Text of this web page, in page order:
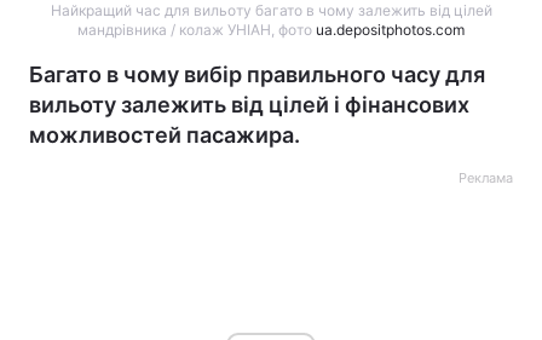
Найкращий час для вильоту багато в чому залежить від цілей
мандрівника / колаж УНІАН, фото ua.depositphotos.com
Багато в чому вибір правильного часу для
вильоту залежить від цілей і фінансових
можливостей пасажира.
Реклама